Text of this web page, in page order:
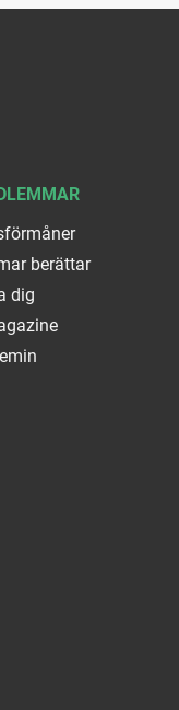
berättar
dig